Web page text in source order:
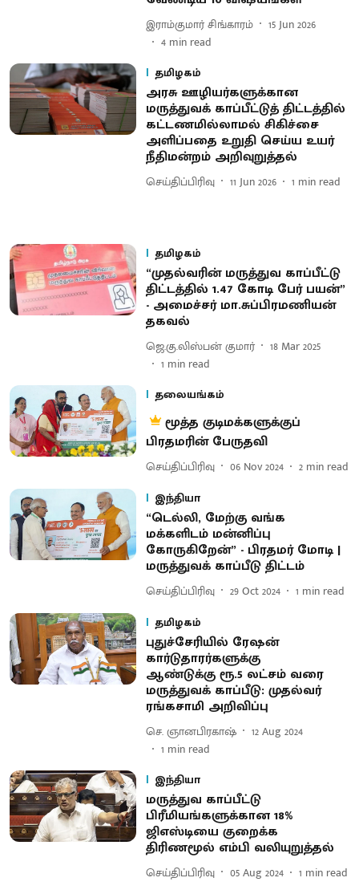
இராம்குமார் சிங்காரம்
15 Jun 2026
4 min read
தமிழகம்
அரசு ஊழியர்களுக்கான
மருத்துவக் காப்பீட்டுத் திட்டத்தில்
கட்டணமில்லாமல் சிகிச்சை
அளிப்பதை உறுதி செய்ய உயர்
நீதிமன்றம் அறிவுறுத்தல்
செய்திப்பிரிவு 11 Jun 2026 1 min read
தமிழகம்
“முதல்வரின் மருத்துவ காப்பீட்டு
திட்டத்தில் 1.47 கோடி பேர் பயன்”
- அமைச்சர் மா.சுப்பிரமணியன்
தகவல்
ஜெ.கு.லிஸ்பன் குமார்
18 Mar 2025
1 min read
தலையங்கம்
மூத்த குடிமக்களுக்குப்
பிரதமரின் பேருதவி
செய்திப்பிரிவு 06 Nov 2024 2 min read
இந்தியா
“டெல்லி, மேற்கு வங்க
மக்களிடம் மன்னிப்பு
கோருகிறேன்” - பிரதமர் மோடி |
மருத்துவக் காப்பீடு திட்டம்
செய்திப்பிரிவு 29 Oct 2024 1 min read
தமிழகம்
புதுச்சேரியில் ரேஷன்
கார்டுதாரர்களுக்கு
ஆண்டுக்கு ரூ.5 லட்சம் வரை
மருத்துவக் காப்பீடு: முதல்வர்
ரங்கசாமி அறிவிப்பு
செ. ஞானபிரகாஷ்
12 Aug 2024
1 min read
இந்தியா
மருத்துவ காப்பீட்டு
பிரீமியங்களுக்கான 18%
ஜிஎஸ்டியை குறைக்க
திரிணமூல் எம்பி வலியுறுத்தல்
செய்திப்பிரிவு 05 Aug 2024 1 min read